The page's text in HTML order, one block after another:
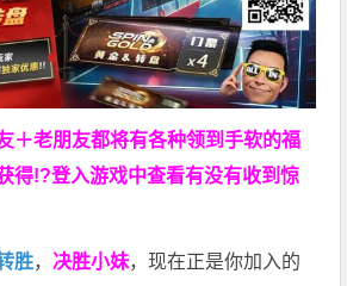
＋老朋友都将有各种领到手软的福
得!?登入游戏中查看有没有收到惊
胜， 决胜小妹，现在正是你加入的